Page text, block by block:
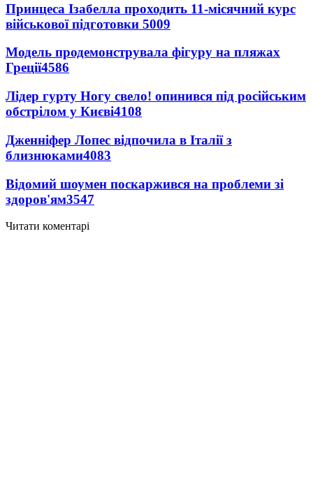
Принцеса Ізабелла проходить 11-місячний курс
військової підготовки 5009
Модель продемонструвала фігуру на пляжах
Греції4586
Лідер гурту Ногу свело! опинився під російським
обстрілом у Києві4108
Дженніфер Лопес відпочила в Італії з
близнюками4083
Відомий шоумен поскаржився на проблеми зі
здоров'ям3547
Читати коментарі